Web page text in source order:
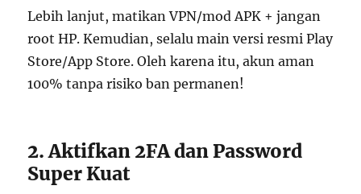
Lebih lanjut, matikan VPN/mod APK + jangan
root HP. Kemudian, selalu main versi resmi Play
Store/App Store. Oleh karena itu, akun aman
100% tanpa risiko ban permanen!
2. Aktifkan 2FA dan Password
Super Kuat